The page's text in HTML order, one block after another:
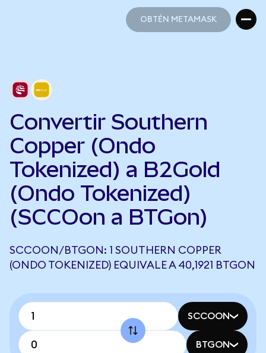
OBTÉN METAMASK
Convertir Southern
Copper (Ondo
Tokenized) a B2Gold
(Ondo Tokenized)
(SCCOon a BTGon)
SCCOON/BTGON: 1 SOUTHERN COPPER
(ONDO TOKENIZED) EQUIVALE A 40,1921 BTGON
SCCOON
BTGON